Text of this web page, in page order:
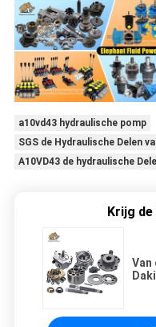
a10vd43 hydraulische pomp
SGS de Hydraulische Delen
A10VD43 de hydraulische
Krijg
Van